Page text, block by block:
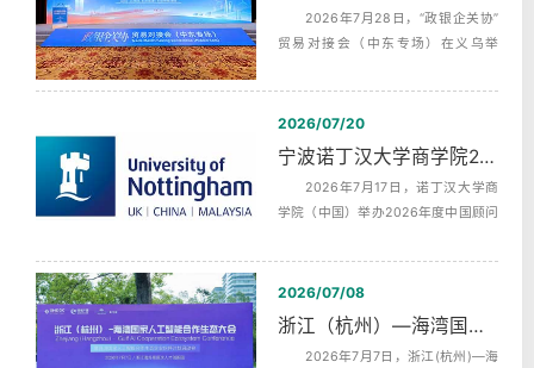
2026年7月28日，“政银企关协”
贸易对接会（中东专场）在义乌举
动提供...
2026/07/20
宁波诺丁汉大学商学院2026年度中国顾问委员会第二次会议同声传译
2026年7月17日，诺丁汉大学商
学院（中国）举办2026年度中国顾问
为上午...
2026/07/08
浙江（杭州）—海湾国家人工智能合作生态发布会AI机器英语同传
2026年7月7日，浙江(杭州)—海